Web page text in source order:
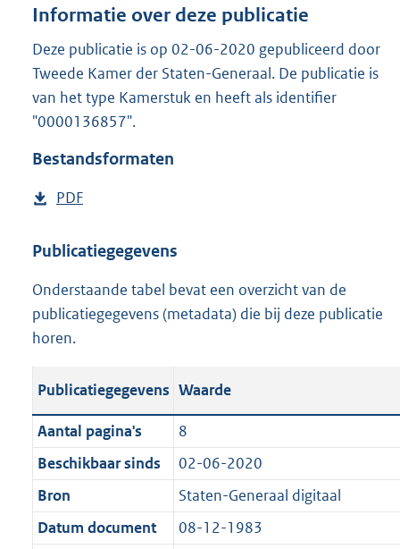
t
e
:
o
Informatie over deze publicatie
Deze publicatie is op 02-06-2020 gepubliceerd door
Tweede Kamer der Staten-Generaal. De publicatie is
van het type Kamerstuk en heeft als identifier
"0000136857".
Bestandsformaten
D
w
l
o
a
p
u
b
l
c
a
PDF
Publicatiegegevens
Onderstaande tabel bevat een overzicht van de
publicatiegegevens (metadata) die bij deze publicatie
horen.
Publicatiegegevens Waarde
Aantal pagina's
8
Beschikbaar sinds
02-06-2020
Bron
Staten-Generaal digitaal
Datum document
08-12-1983